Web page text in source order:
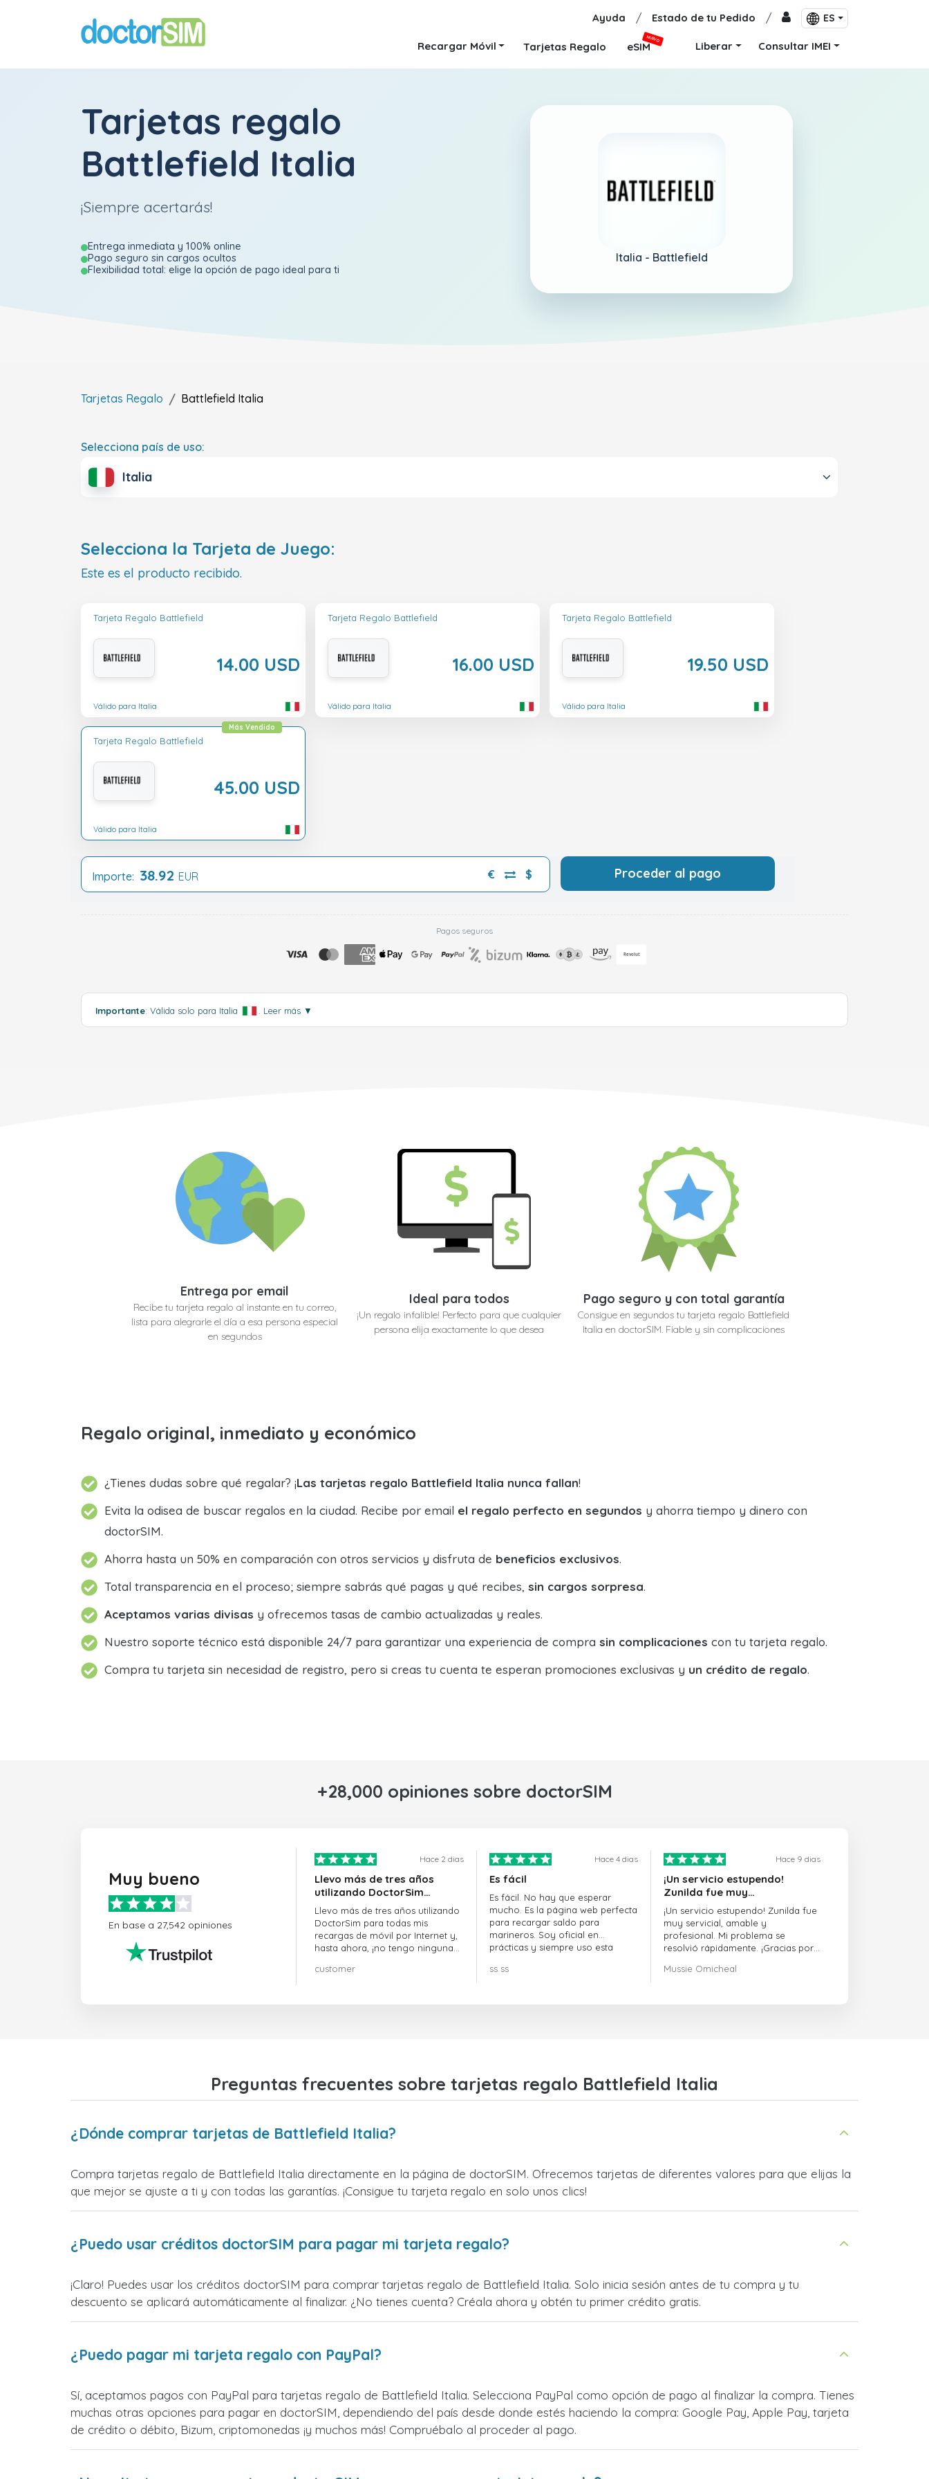
Ayuda / Estado de tu Pedido / ES
Recargar Móvil Tarjetas Regalo eSIM
NUEVO
Liberar Consultar IMEI
Tarjetas regalo
Battlefield Italia
¡Siempre acertarás!
Entrega inmediata y 100% online
Pago seguro sin cargos ocultos
Flexibilidad total: elige la opción de pago ideal para ti
Italia - Battlefield
Tarjetas Regalo Battlefield Italia
Selecciona país de uso:
Italia
Selecciona la Tarjeta de Juego:
Este es el producto recibido.
Tarjeta Regalo Battlefield
14.00 USD
Válido para Italia
Tarjeta Regalo Battlefield
16.00 USD
Válido para Italia
Tarjeta Regalo Battlefield
19.50 USD
Válido para Italia
Tarjeta Regalo Battlefield
45.00 USD
Más Vendido
Válido para Italia
Importe: 38.92 EUR € $ Proceder al pago
Pagos seguros
Importante: Válida solo para Italia . Leer más ▼
Entrega por email
Recibe tu tarjeta regalo al instante en tu correo,
lista para alegrarle el día a esa persona especial
en segundos
Ideal para todos
¡Un regalo infalible! Perfecto para que cualquier
persona elija exactamente lo que desea
Pago seguro y con total garantía
Consigue en segundos tu tarjeta regalo Battlefield
Italia en doctorSIM. Fiable y sin complicaciones
Regalo original, inmediato y económico
¿Tienes dudas sobre qué regalar? ¡Las tarjetas regalo Battlefield Italia nunca fallan!
Evita la odisea de buscar regalos en la ciudad. Recibe por email el regalo perfecto en segundos y ahorra tiempo y dinero con
doctorSIM.
Ahorra hasta un 50% en comparación con otros servicios y disfruta de beneficios exclusivos.
Total transparencia en el proceso; siempre sabrás qué pagas y qué recibes, sin cargos sorpresa.
Aceptamos varias divisas y ofrecemos tasas de cambio actualizadas y reales.
Nuestro soporte técnico está disponible 24/7 para garantizar una experiencia de compra sin complicaciones con tu tarjeta regalo.
Compra tu tarjeta sin necesidad de registro, pero si creas tu cuenta te esperan promociones exclusivas y un crédito de regalo.
+28,000 opiniones sobre doctorSIM
Muy bueno
En base a 27,542 opiniones
Hace 2 dias
Llevo más de tres años
utilizando DoctorSim…
Llevo más de tres años utilizando
DoctorSim para todas mis
recargas de móvil por Internet y,
hasta ahora, ¡no tengo ninguna
customer
Hace 4 dias
Es fácil
Es fácil. No hay que esperar
mucho. Es la página web perfecta
para recargar saldo para
marineros. Soy oficial en
prácticas y siempre uso esta
ss ss
Hace 9 dias
¡Un servicio estupendo!
Zunilda fue muy…
¡Un servicio estupendo! Zunilda fue
muy servicial, amable y
profesional. Mi problema se
resolvió rápidamente. ¡Gracias por
Mussie Omicheal
Preguntas frecuentes sobre tarjetas regalo Battlefield Italia
¿Dónde comprar tarjetas de Battlefield Italia?
Compra tarjetas regalo de Battlefield Italia directamente en la página de doctorSIM. Ofrecemos tarjetas de diferentes valores para que elijas la
que mejor se ajuste a ti y con todas las garantías. ¡Consigue tu tarjeta regalo en solo unos clics!
¿Puedo usar créditos doctorSIM para pagar mi tarjeta regalo?
¡Claro! Puedes usar los créditos doctorSIM para comprar tarjetas regalo de Battlefield Italia. Solo inicia sesión antes de tu compra y tu
descuento se aplicará automáticamente al finalizar. ¿No tienes cuenta? Créala ahora y obtén tu primer crédito gratis.
¿Puedo pagar mi tarjeta regalo con PayPal?
Sí, aceptamos pagos con PayPal para tarjetas regalo de Battlefield Italia. Selecciona PayPal como opción de pago al finalizar la compra. Tienes
muchas otras opciones para pagar en doctorSIM, dependiendo del país desde donde estés haciendo la compra: Google Pay, Apple Pay, tarjeta
de crédito o débito, Bizum, criptomonedas ¡y muchos más! Compruébalo al proceder al pago.